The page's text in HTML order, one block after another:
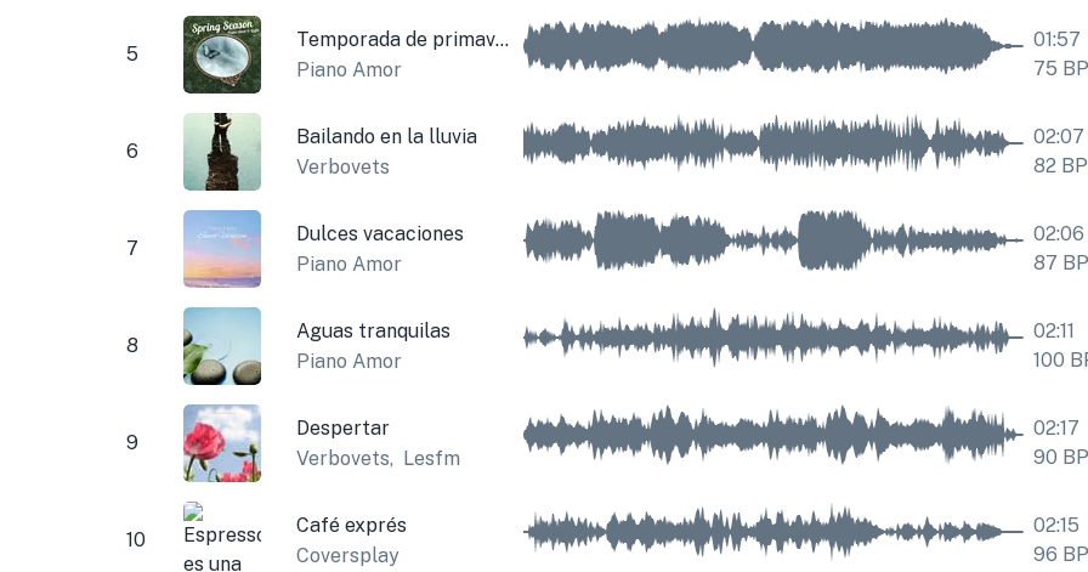
5
Temporada de primavera
Piano Amor
01:57
75
6
Bailando en la lluvia
Verbovets
02:07
82
7
Dulces vacaciones
Piano Amor
02:06
87
8
Aguas tranquilas
Piano Amor
02:11
100
9
Despertar
Verbovets, Lesfm
02:17
90
10
Café exprés
Coversplay
02:15
96